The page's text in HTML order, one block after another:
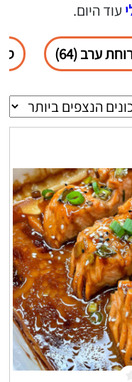
עוד היום.
ערב (64)